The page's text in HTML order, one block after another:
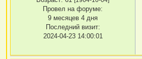
Провел на форуме:
9 месяцев 4 дня
Последний визит:
2024-04-23 14:00:01